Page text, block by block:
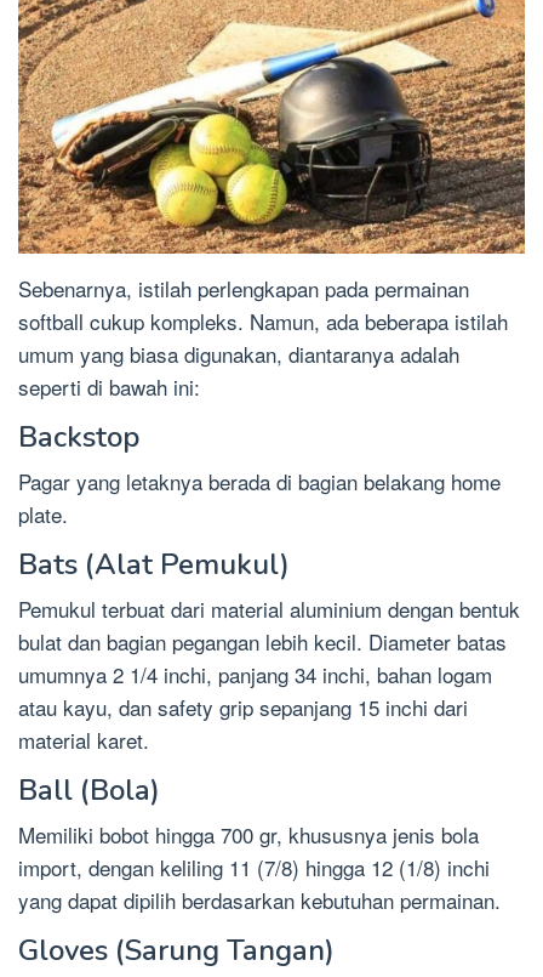
Sebenarnya, istilah perlengkapan pada permainan
softball cukup kompleks. Namun, ada beberapa istilah
umum yang biasa digunakan, diantaranya adalah
seperti di bawah ini:
Backstop
Pagar yang letaknya berada di bagian belakang home
plate.
Bats (Alat Pemukul)
Pemukul terbuat dari material aluminium dengan bentuk
bulat dan bagian pegangan lebih kecil. Diameter batas
umumnya 2 1/4 inchi, panjang 34 inchi, bahan logam
atau kayu, dan safety grip sepanjang 15 inchi dari
material karet.
Ball (Bola)
Memiliki bobot hingga 700 gr, khususnya jenis bola
import, dengan keliling 11 (7/8) hingga 12 (1/8) inchi
yang dapat dipilih berdasarkan kebutuhan permainan.
Gloves (Sarung Tangan)